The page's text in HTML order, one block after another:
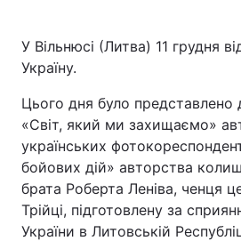
Головна
Україна
Економіка Світ
У Вільнюсі (Литва) 11 грудня
Україну.
Цього дня було представлено
«Світ, який ми захищаємо»
українських
бойових дій» авторства
брата Роберта Леніва, ченця
Трійці, підготовлену за
України в Литовській